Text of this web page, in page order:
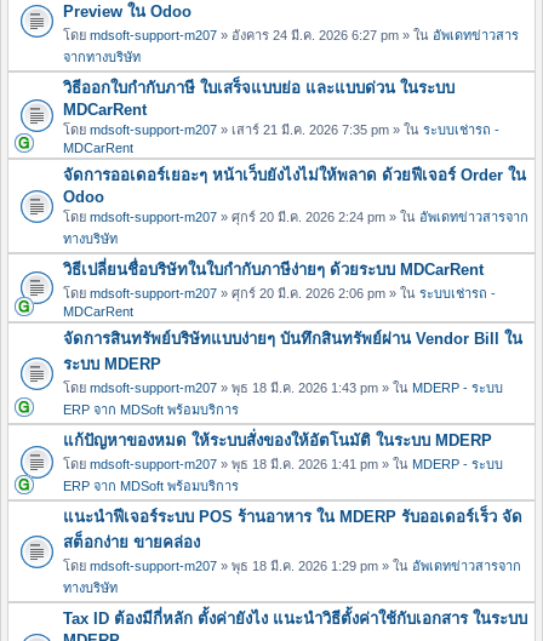
Preview ใน Odoo
โดย mdsoft-support-m207 » อังคาร 24 มี.ค. 2026 6:27 pm » ใน อัพเดทข่าวสาร
จากทางบริษัท
วิธีออกใบกำกับภาษี ใบเสร็จแบบย่อ และแบบด่วน ในระบบ
MDCarRent
โดย mdsoft-support-m207 » เสาร์ 21 มี.ค. 2026 7:35 pm » ใน ระบบเช่ารถ -
MDCarRent
จัดการออเดอร์เยอะๆ หน้าเว็บยังไงไม่ให้พลาด ด้วยฟีเจอร์ Order ใน
Odoo
โดย mdsoft-support-m207 » ศุกร์ 20 มี.ค. 2026 2:24 pm » ใน อัพเดทข่าวสารจาก
ทางบริษัท
วิธีเปลี่ยนชื่อบริษัทในใบกำกับภาษีง่ายๆ ด้วยระบบ MDCarRent
โดย mdsoft-support-m207 » ศุกร์ 20 มี.ค. 2026 2:06 pm » ใน ระบบเช่ารถ -
MDCarRent
จัดการสินทรัพย์บริษัทแบบง่ายๆ บันทึกสินทรัพย์ผ่าน Vendor Bill ใน
ระบบ MDERP
โดย mdsoft-support-m207 » พุธ 18 มี.ค. 2026 1:43 pm » ใน MDERP - ระบบ
ERP จาก MDSoft พร้อมบริการ
แก้ปัญหาของหมด ให้ระบบสั่งของให้อัตโนมัติ ในระบบ MDERP
โดย mdsoft-support-m207 » พุธ 18 มี.ค. 2026 1:41 pm » ใน MDERP - ระบบ
ERP จาก MDSoft พร้อมบริการ
แนะนำฟีเจอร์ระบบ POS ร้านอาหาร ใน MDERP รับออเดอร์เร็ว จัด
สต็อกง่าย ขายคล่อง
โดย mdsoft-support-m207 » พุธ 18 มี.ค. 2026 1:29 pm » ใน อัพเดทข่าวสารจาก
ทางบริษัท
Tax ID ต้องมีกี่หลัก ตั้งค่ายังไง แนะนำวิธีตั้งค่าใช้กับเอกสาร ในระบบ